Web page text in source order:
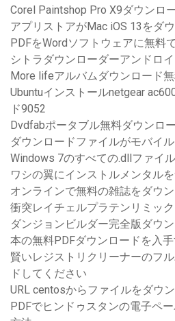
Corel Paintshop Pro X9ダウンロ
アプリストアがMac iOS 13をダ
PDFをWordソフトウェアに無料
シトラダウンローダーアンドロ
More lifeアルバムダウンロード
Ubuntuインストールnetgear
ド9052
Dvdfabポータブル無料ダウンロ
ダウンロードファイルがモバイ
Windows 7のすべての.dllファイ
ワシの翼にインストルメンタル
オンラインで無料の雑誌をダウ
衝突レイチェルプラテンリミッ
ダンジョンビルダー完全版ダウ
本の無料PDFダウンロードを入手
賢いレジストリクリーナーのフ
ドしてください
URL centosからファイルをダウ
PDFでヒンドゥスタンの電子ペ